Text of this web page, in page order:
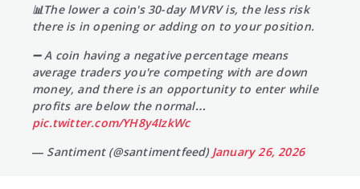
📊The lower a coin's 30-day MVRV is, the less risk
there is in opening or adding on to your position.
➖ A coin having a negative percentage means
average traders you're competing with are down
money, and there is an opportunity to enter while
profits are below the normal…
pic.twitter.com/YH8y4IzkWc
— Santiment (@santimentfeed) January 26, 2026